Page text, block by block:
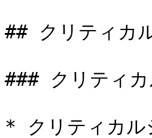
## クリティカ
### クリティカ
* クリティカル